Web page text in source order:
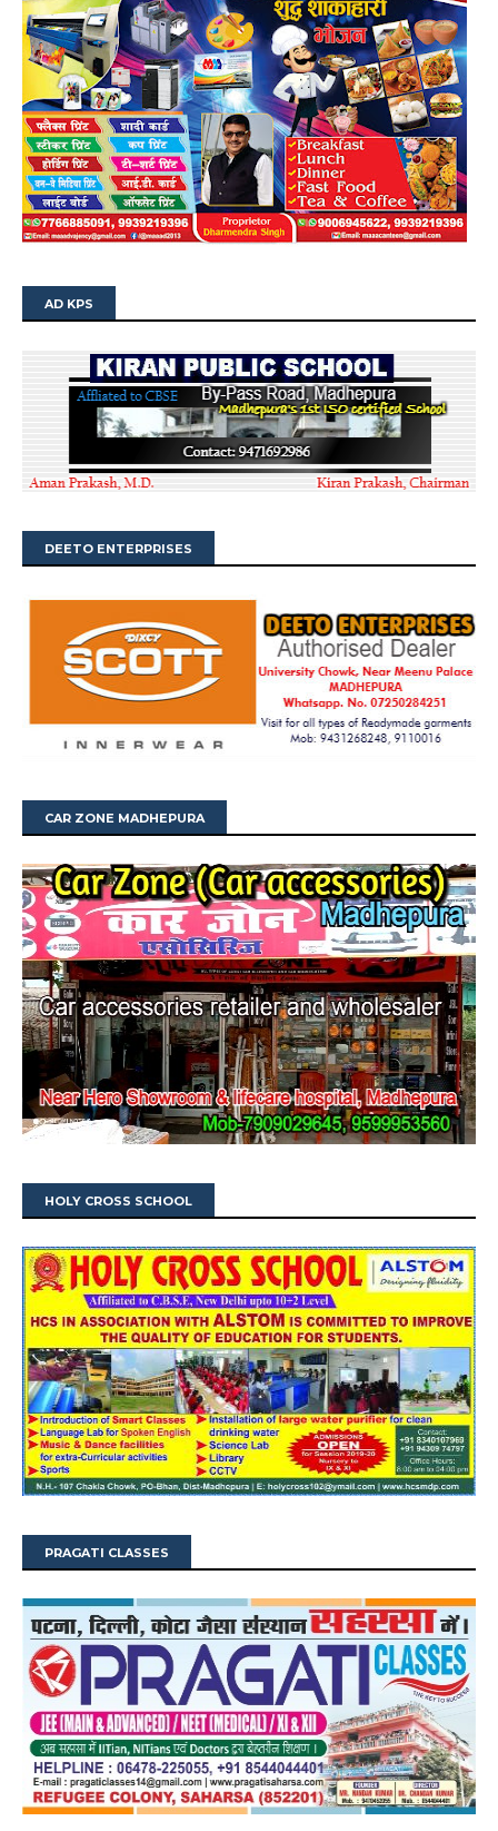
AD KPS
DEETO ENTERPRISES
CAR ZONE MADHEPURA
HOLY CROSS SCHOOL
PRAGATI CLASSES